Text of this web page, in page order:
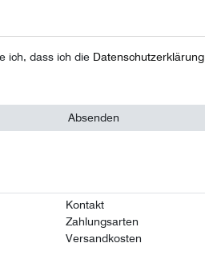
ich, dass ich die Daten­schutz­erklärung
Absenden
Kontakt
Zahlungsarten
Versandkosten